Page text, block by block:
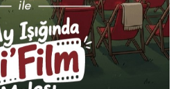
SATIN AL